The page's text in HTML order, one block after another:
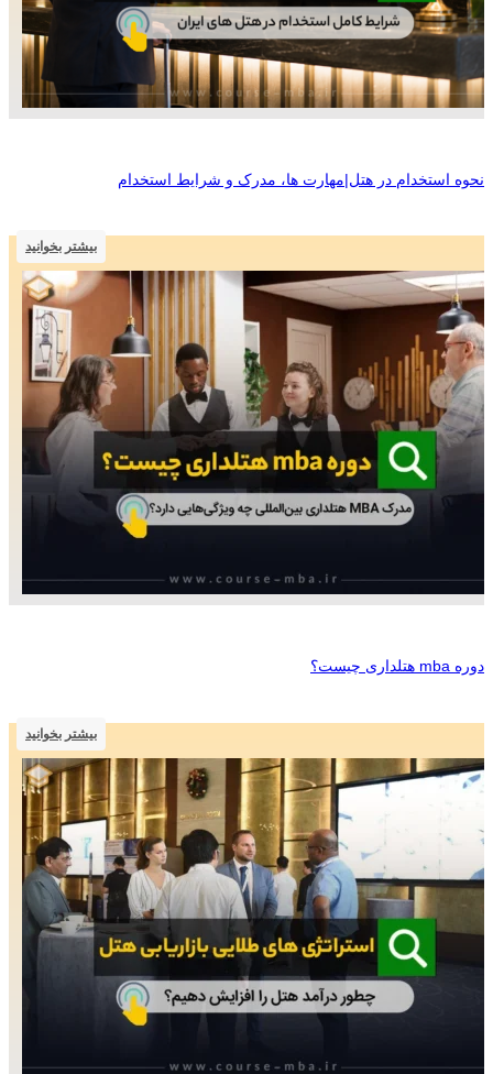
نحوه استخدام در هتل|مهارت ها، مدرک و شرایط استخدام
بیشتر بخوانید
دوره mba هتلداری چیست؟
بیشتر بخوانید